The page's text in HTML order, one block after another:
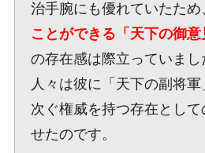
治手腕にも優れていたため
ことができる「天下の御意
の存在感は際立っていまし
人々は彼に「天下の副将
次ぐ権威を持つ存在とし
せたのです。